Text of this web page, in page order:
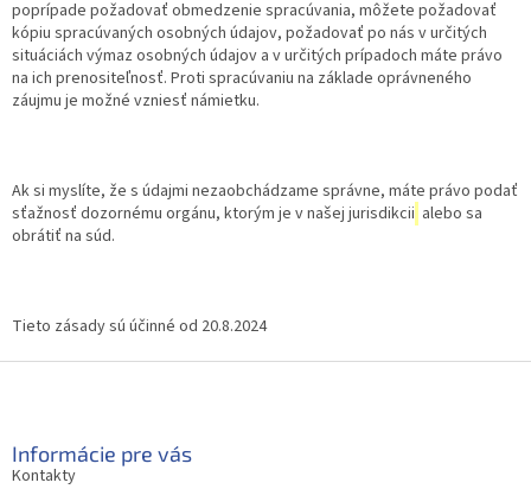
poprípade požadovať obmedzenie spracúvania, môžete požadovať
kópiu spracúvaných osobných údajov, požadovať po nás v určitých
situáciách výmaz osobných údajov a v určitých prípadoch máte právo
na ich prenositeľnosť. Proti spracúvaniu na základe oprávneného
záujmu je možné vzniesť námietku.
Ak si myslíte, že s údajmi nezaobchádzame správne, máte právo podať
sťažnosť dozornému orgánu, ktorým je v našej jurisdikcii alebo sa
obrátiť na súd.
Tieto zásady sú účinné od 20.8.2024
Informácie pre vás
Kontakty